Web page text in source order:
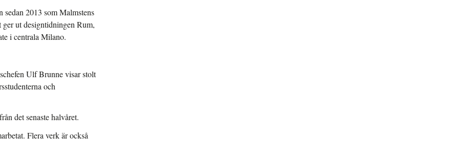
sedan 2013 som Malmstens
ut designtidningen Rum,
i centrala Milano.
Ulf Brunne visar stolt
och
det senaste halvåret.
Flera verk är också